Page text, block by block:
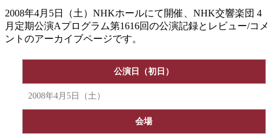
2008年4月5日（土）NHKホールにて開催、NHK交響楽団 4
月定期公演Aプログラム第1616回の公演記録とレビュー/コメ
ントのアーカイブページです。
公演日（初日）
2008年4月5日（土）
会場